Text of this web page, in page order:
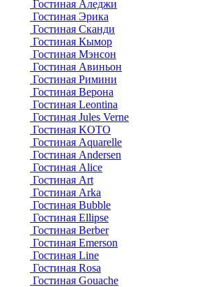
Гостиная Аледжи
Гостиная Эрика
Гостиная Сканди
Гостиная Кымор
Гостиная Мэнсон
Гостиная Авиньон
Гостиная Римини
Гостиная Верона
Гостиная Leontina
Гостиная Jules Verne
Гостиная KOTO
Гостиная Aquarelle
Гостиная Andersen
Гостиная Alice
Гостиная Art
Гостиная Arka
Гостиная Bubble
Гостиная Ellipse
Гостиная Berber
Гостиная Emerson
Гостиная Line
Гостиная Rosa
Гостиная Gouache